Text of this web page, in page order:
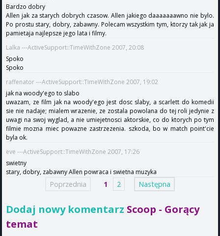
Bardzo dobry
Allen jak za starych dobrych czasow. Allen jakiego daaaaaaawno nie bylo.
Po prostu stary, dobry, zabawny. Polecam wszystkim tym, ktorzy tak jak ja
pamietaja najlepsze jego lata i filmy.
Lalka ---ActiveSupport::TimeWithZone 2007, 20:08
Spoko
Spoko
raffenator ---ActiveSupport::TimeWithZone 2007, 19:02
jak na woody'ego to slabo
uwazam, ze film jak na woody'ego jest dosc slaby, a scarlett do komedii
sie nie nadaje; mialem wrazenie, ze zostala powolana do tej roli jedynie z
uwagi na swoj wyglad, a nie umiejetnosci aktorskie, co do ktorych po tym
filmie mozna miec powazne zastrzezenia. szkoda, bo w match point'cie
byla ok.
eve ---ActiveSupport::TimeWithZone 2007, 17:26
swietny
stary, dobry, zabawny Allen powraca i swietna muzyka
Poprzednia 1 2 Następna
Dodaj nowy komentarz Scoop - Gorący
temat